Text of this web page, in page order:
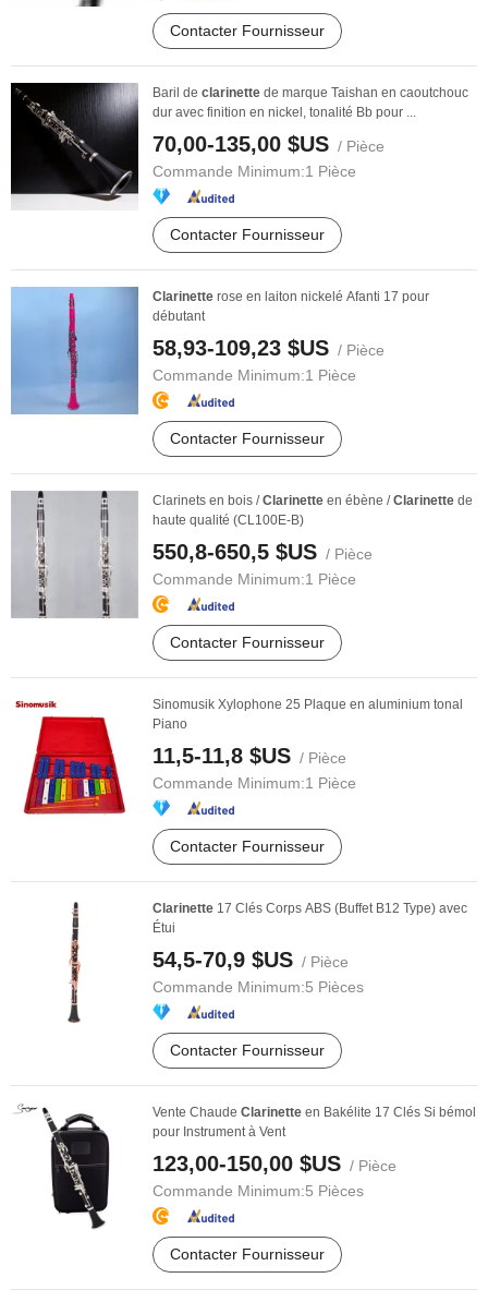
Contacter Fournisseur
Baril de clarinette de marque Taishan en caoutchouc
dur avec finition en nickel, tonalité Bb pour ...
70,00-135,00 $US / Pièce
Commande Minimum:1 Pièce
Contacter Fournisseur
Clarinette rose en laiton nickelé Afanti 17 pour
débutant
58,93-109,23 $US / Pièce
Commande Minimum:1 Pièce
Contacter Fournisseur
Clarinets en bois /Clarinette en ébène /Clarinette de
haute qualité (CL100E-B)
550,8-650,5 $US / Pièce
Commande Minimum:1 Pièce
Contacter Fournisseur
Sinomusik Xylophone 25 Plaque en aluminium tonal
Piano
11,5-11,8 $US / Pièce
Commande Minimum:1 Pièce
Contacter Fournisseur
Clarinette 17 Clés Corps ABS (Buffet B12 Type) avec
Étui
54,5-70,9 $US / Pièce
Commande Minimum:5 Pièces
Contacter Fournisseur
Vente Chaude Clarinette en Bakélite 17 Clés Si bémol
pour Instrument à Vent
123,00-150,00 $US / Pièce
Commande Minimum:5 Pièces
Contacter Fournisseur